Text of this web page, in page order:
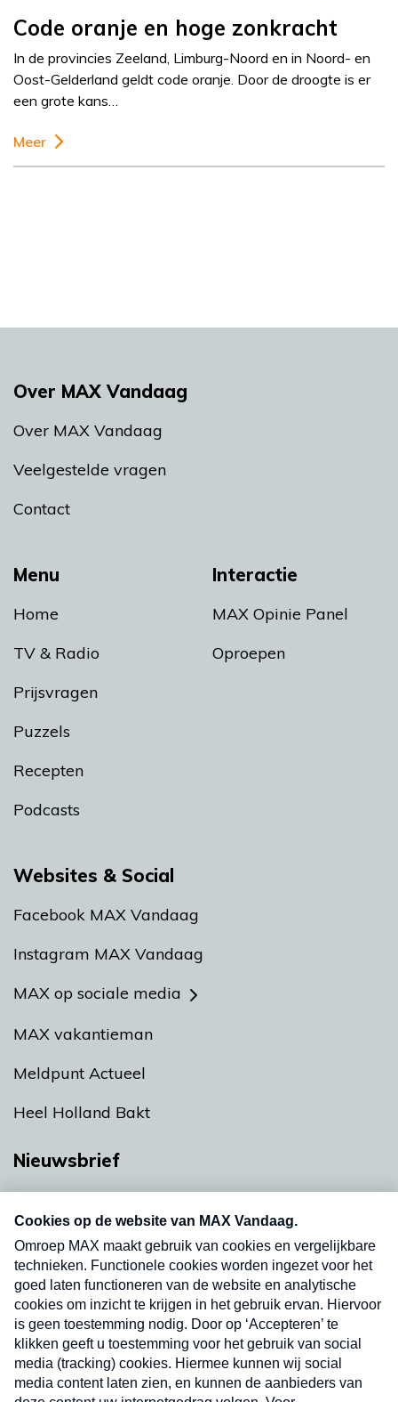
Code oranje en hoge zonkracht
In de provincies Zeeland, Limburg-Noord en in Noord- en
Oost-Gelderland geldt code oranje. Door de droogte is er
een grote kans…
Meer
Menu
Home
TV & Radio
Prijsvragen
Puzzels
Recepten
Podcasts
Interactie
MAX Opinie Panel
Oproepen
Over MAX Vandaag
Over MAX Vandaag
Veelgestelde vragen
Contact
Websites & Social
Facebook MAX Vandaag
Instagram MAX Vandaag
MAX op sociale media
MAX vakantieman
Meldpunt Actueel
Heel Holland Bakt
Nieuwsbrief
nieuwsbrief. Elke vrijdag- en dinsdagochtend in
uw mailbox.
Verzend